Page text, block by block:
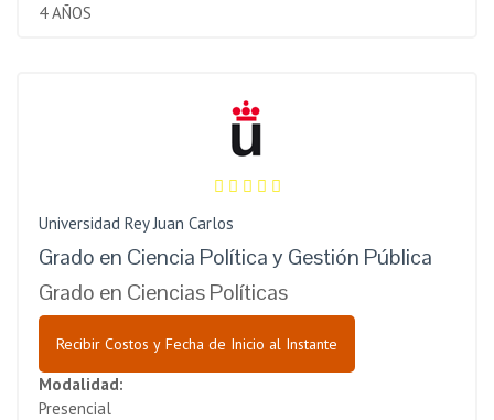
4 AÑOS
Universidad Rey Juan Carlos
Grado en Ciencia Política y Gestión Pública
Grado en Ciencias Políticas
Recibir Costos y Fecha de Inicio al Instante
Modalidad:
Presencial